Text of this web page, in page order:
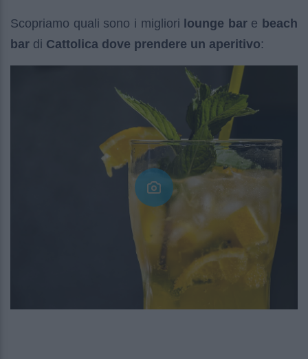
Scopriamo quali sono i migliori lounge bare beach
bar di Cattolica dove prendere un aperitivo: